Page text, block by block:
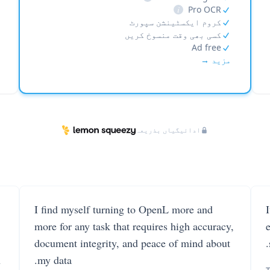
Pro OCR
i
کروم ایکسٹینشن سپورٹ
کسی بھی وقت منسوخ کریں
Ad free
مزید →
ادائیگیاں بذریعہ
I find myself turning to OpenL more and
more for any task that requires high accuracy,
document integrity, and peace of mind about
my data.